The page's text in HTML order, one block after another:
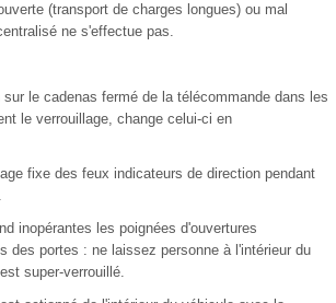
(transport de charges longues) ou mal
ne s'effectue pas.
le cadenas fermé de la télécommande dans les
le verrouillage, change celui-ci en
fixe des feux indicateurs de direction pendant
inopérantes les poignées d'ouvertures
des portes : ne laissez personne à l'intérieur du
super-verrouillé.